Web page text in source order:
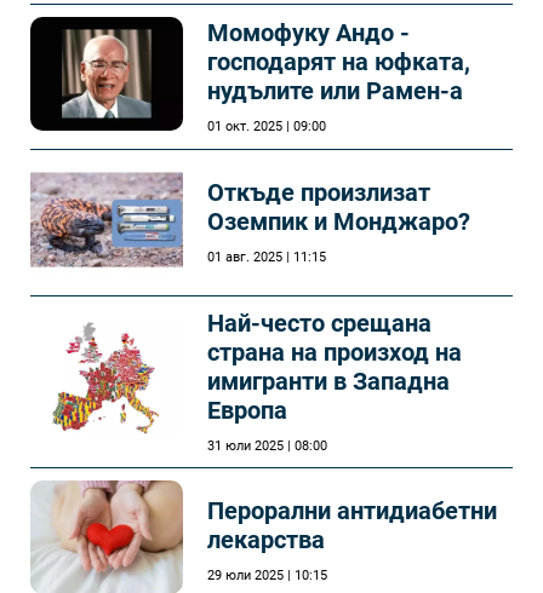
Момофуку Андо -
господарят на юфката,
нудълите или Рамен-а
01 окт. 2025 | 09:00
Откъде произлизат
Оземпик и Монджаро?
01 авг. 2025 | 11:15
Най-често срещана
страна на произход на
имигранти в Западна
Европа
31 юли 2025 | 08:00
Перорални антидиабетни
лекарства
29 юли 2025 | 10:15